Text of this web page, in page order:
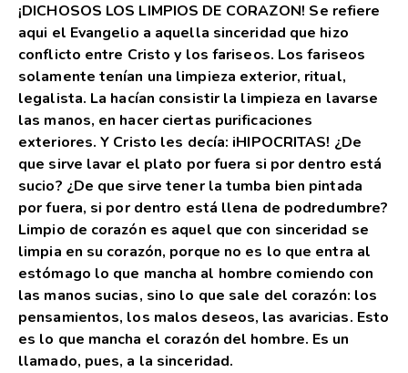
¡DICHOSOS LOS LIMPIOS DE CORAZON! Se refiere
aqui el Evangelio a aquella sinceridad que hizo
conflicto entre Cristo y los fariseos. Los fariseos
solamente tenían una limpieza exterior, ritual,
legalista. La hacían consistir la limpieza en lavarse
las manos, en hacer ciertas purificaciones
exteriores. Y Cristo les decía: iHIPOCRITAS! ¿De
que sirve lavar el plato por fuera si por dentro está
sucio? ¿De que sirve tener la tumba bien pintada
por fuera, si por dentro está llena de podredumbre?
Limpio de corazón es aquel que con sinceridad se
limpia en su corazón, porque no es lo que entra al
estómago lo que mancha al hombre comiendo con
las manos sucias, sino lo que sale del corazón: los
pensamientos, los malos deseos, las avaricias. Esto
es lo que mancha el corazón del hombre. Es un
llamado, pues, a la sinceridad.